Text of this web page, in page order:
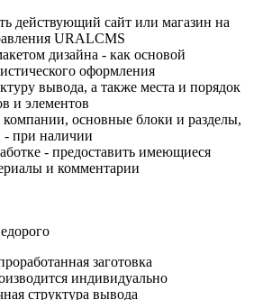
действующий сайт или магазин на
URALCMS
дизайна - как основой
оформления
вывода, а также места и порядок
и элементов
компании, основные блоки и разделы,
- при наличии
- предоставить имеющиеся
и комментарии
заготовка
индивидуально
структура вывода